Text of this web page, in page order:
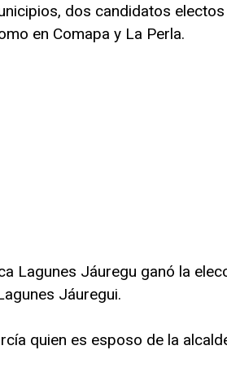
dos candidatos
en Comapa y La Perla.
Lagunes Jáuregu ganó la
Jáuregui.
quien es esposo de la